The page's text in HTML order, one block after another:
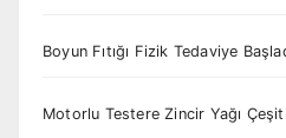
Boyun Fıtığı Fizik Tedaviye
Motorlu Testere Zincir Yağı